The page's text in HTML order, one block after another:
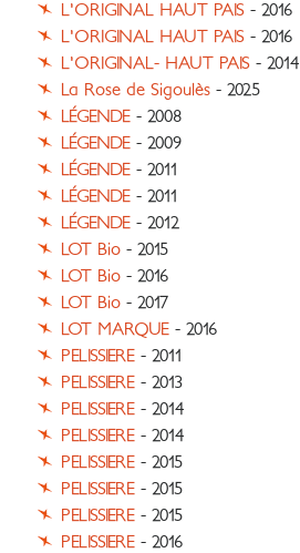
L'ORIGINAL HAUT PAIS - 2016
L'ORIGINAL HAUT PAIS - 2016
L'ORIGINAL- HAUT PAIS - 2014
La Rose de Sigoulès - 2025
LÉGENDE - 2008
LÉGENDE - 2009
LÉGENDE - 2011
LÉGENDE - 2011
LÉGENDE - 2012
LOT Bio - 2015
LOT Bio - 2016
LOT Bio - 2017
LOT MARQUE - 2016
PELISSIERE - 2011
PELISSIERE - 2013
PELISSIERE - 2014
PELISSIERE - 2014
PELISSIERE - 2015
PELISSIERE - 2015
PELISSIERE - 2015
PELISSIERE - 2016